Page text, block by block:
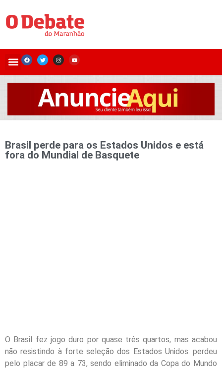
Brasil perde para os Estados Unidos e está
fora do Mundial de Basquete
O Brasil fez jogo duro por quase três quartos, mas acabou
não resistindo à forte seleção dos Estados Unidos: perdeu
pelo placar de 89 a 73, sendo eliminado da Copa do Mundo